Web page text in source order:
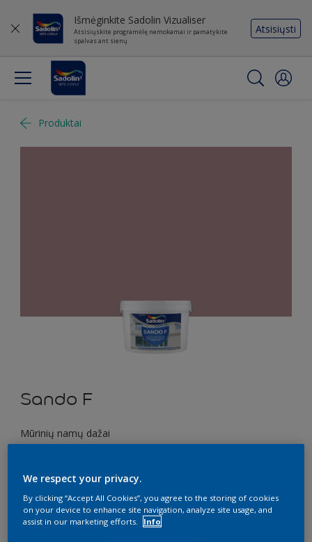
Išmėginkite Sadolin Vizualiser
Atsisiųskite programėlę nemokamai ir pamatykite
spalvas ant sienų
Atsisiųsti
Produktai
Sando F
Mūrinių namų dažai
Dydis
We respect your privacy.
By clicking “Accept All Cookies”, you agree to the storing of cookies
on your device to enhance site navigation, analyze site usage, and
assist in our marketing efforts.
Info